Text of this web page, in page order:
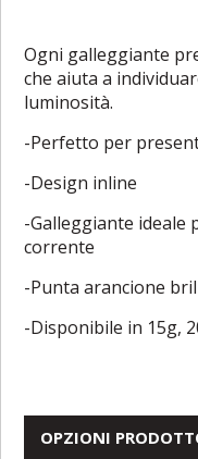
Ogni galleggiante
che aiuta a
luminosità.
-Perfetto per
-Design inline
-Galleggiante ideale
corrente
-Punta arancione
-Disponibile in 15g,
OPZIONI